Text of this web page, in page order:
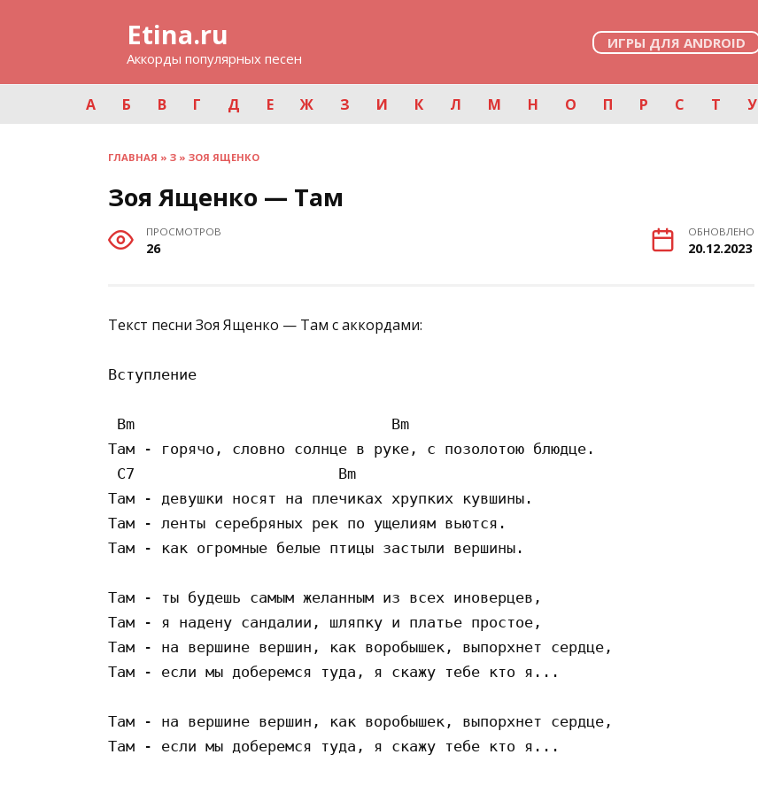
Etina.ru
Аккорды популярных песен
ИГРЫ ДЛЯ ANDROID
А Б В Г Д Е Ж З И К Л М Н О П Р С Т У
ГЛАВНАЯ » З » ЗОЯ ЯЩЕНКО
Зоя Ященко — Там
ПРОСМОТРОВ
26
ОБНОВЛЕНО
20.12.2023
Текст песни Зоя Ященко — Там с аккордами:
Вступление
Bm                             Bm
Там - горячо, словно солнце в руке, с позолотою блюдце.
C7                       Bm
Там - девушки носят на плечиках хрупких кувшины.
Там - ленты серебряных рек по ущелиям вьются.
Там - как огромные белые птицы застыли вершины.
Там - ты будешь самым желанным из всех иноверцев,
Там - я надену сандалии, шляпку и платье простое,
Там - на вершине вершин, как воробышек, выпорхнет сердце,
Там - если мы доберемся туда, я скажу тебе кто я...
Там - на вершине вершин, как воробышек, выпорхнет сердце,